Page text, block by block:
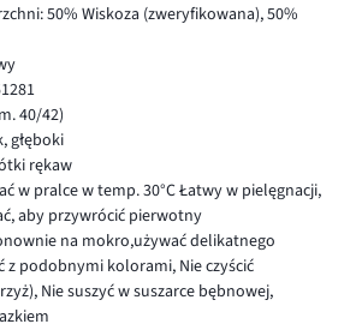
50% Wiskoza (zweryfikowana), 50%
40/42)
głęboki
rękaw
w pralce w temp. 30°C Łatwy w pielęgnacji,
aby przywrócić pierwotny
na mokro,używać delikatnego
z podobnymi kolorami, Nie czyścić
Nie suszyć w suszarce bębnowej,